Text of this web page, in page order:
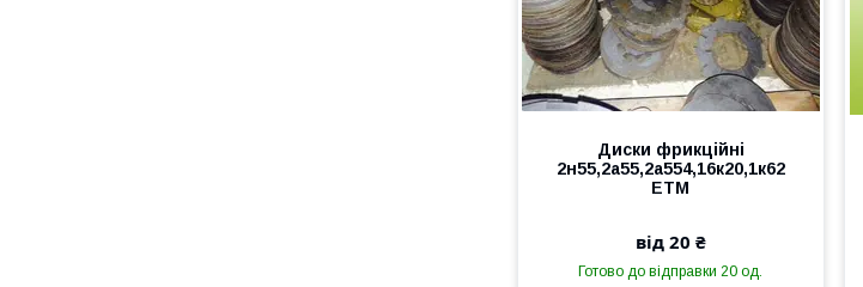
Диски фрикційні
2н55,2а55,2а554,16к20,1к62
ЕТМ
від 20 ₴
Готово до відправки 20 од.